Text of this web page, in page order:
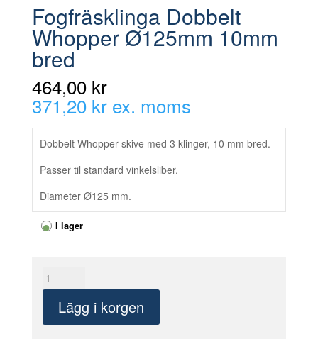
Fogfräsklinga Dobbelt
Whopper Ø125mm 10mm
bred
464,00 kr
371,20 kr ex. moms
Dobbelt Whopper skive med 3 klinger, 10 mm bred.
Passer til standard vinkelsliber.
Diameter Ø125 mm.
I lager
Fogfräsklinga
Dobbelt
Whopper
Ø125mm
Lägg i korgen